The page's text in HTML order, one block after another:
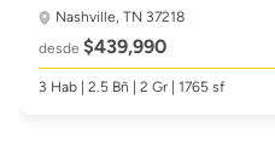
Nashville, TN 37218
desde $439,990
3 Hab | 2.5 Bñ | 2 Gr | 1765 sf